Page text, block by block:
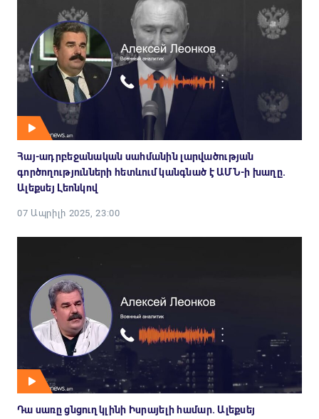
Հայ-ադրբեջանական սահմանին լարվածության
գործողությունների հետևում կանգնած է ԱՄՆ-ի խաղը.
Ալեքսեյ Լեոնկով
07 Ապրիլի 2025, 23:00
Դա սառը ցնցուղ կլինի Իսրայելի համար. Ալեքսեյ